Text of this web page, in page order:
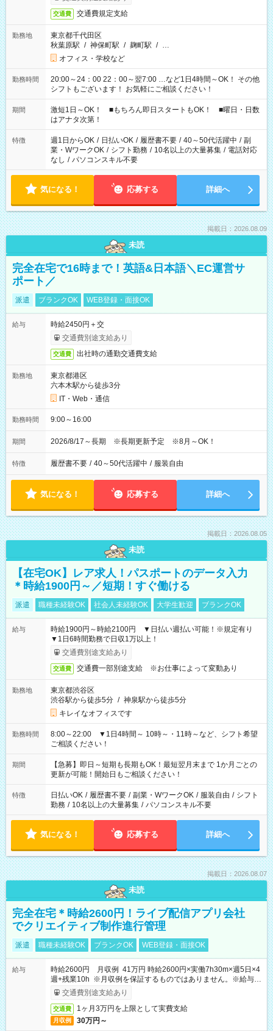
交通費 交通費規定支給
勤務地
東京都千代田区
秋葉原駅 / 神保町駅 / 麹町駅 / …
オフィス・学校など
勤務時間
20:00～24：00 22：00～翌7:00 …など1日4時間～OK！ その他
シフトもございます！ お気軽にご相談ください！
期間
激短1日～OK！ ■もちろん即日スタートもOK！ ■曜日・日数
はアナタ次第！
特徴 週1日からOK / 日払いOK / 履歴書不要 / 40～50代活躍中 / 副
業・WワークOK / シフト勤務 / 10名以上の大量募集 / 電話対応
なし / パソコンスキル不要
気になる！ 応募する 詳細へ
掲載日：2026.08.09
未読
完全在宅で16時まで！英語&日本語＼EC運営サ
ポート／
派遣 ブランクOK WEB登録・面接OK
給与
時給2450円＋交
交通費別途支給あり
交通費 出社時の通勤交通費支給
勤務地
東京都港区
六本木駅から徒歩3分
IT・Web・通信
勤務時間 9:00～16:00
期間 2026/8/17～長期 ※長期更新予定 ※8月～OK！
特徴 履歴書不要 / 40～50代活躍中 / 服装自由
気になる！ 応募する 詳細へ
掲載日：2026.08.05
未読
【在宅OK】レア求人！パスポートのデータ入力
＊時給1900円～／短期！すぐ働ける
派遣 職種未経験OK 社会人未経験OK 大学生歓迎 ブランクOK
給与
時給1900円～時給2100円 ▼日払い週払い可能！※規定有り
▼1日6時間勤務で日収1万以上！
交通費別途支給あり
交通費 交通費一部別途支給 ※お仕事によって変動あり
勤務地
東京都渋谷区
渋谷駅から徒歩5分 / 神泉駅から徒歩5分
キレイなオフィスです
勤務時間
8:00～22:00 ▼1日4時間～ 10時～・11時～など、シフト希望
ご相談ください！
期間
【急募】即日～短期も長期もOK！最短翌月末まで 1か月ごとの
更新が可能！開始日もご相談ください！
特徴 日払いOK / 履歴書不要 / 副業・WワークOK / 服装自由 / シフト
勤務 / 10名以上の大量募集 / パソコンスキル不要
気になる！ 応募する 詳細へ
掲載日：2026.08.07
未読
完全在宅＊時給2600円！ライブ配信アプリ会社
でクリエイティブ制作進行管理
派遣 職種未経験OK ブランクOK WEB登録・面接OK
給与
時給2600円 月収例 41万円 時給2600円×実働7h30m×週5日×4
週+残業10h ※月収例を保証するものではありません。※給与即
受取りサービス利用可（利用条件有）
交通費別途支給あり
交通費 1ヶ月3万円を上限として実費支給
月収例 30万円～